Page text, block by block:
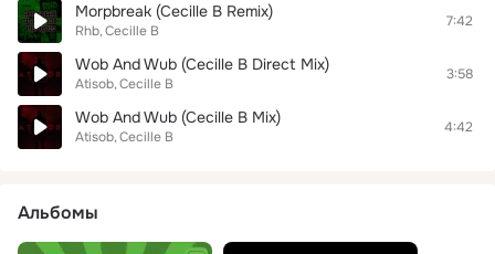
Morpbreak (Cecille B Remix)
Rhb Cecille B
7:42
Wob And Wub (Cecille B Direct Mix)
Atisob Cecille B
3:58
Wob And Wub (Cecille B Mix)
Atisob Cecille B
4:42
Альбомы